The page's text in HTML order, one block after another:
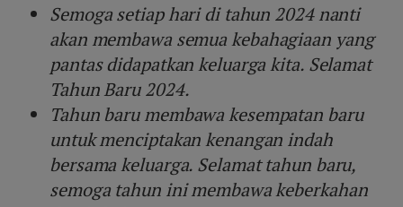
Semoga setiap hari di tahun 2024 nanti
akan membawa semua kebahagiaan yang
pantas didapatkan keluarga kita. Selamat
Tahun Baru 2024.
Tahun baru membawa kesempatan baru
untuk menciptakan kenangan indah
bersama keluarga. Selamat tahun baru,
semoga tahun ini membawa keberkahan